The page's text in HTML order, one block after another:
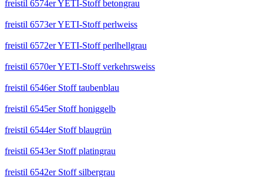
freistil 6574er YETI-Stoff betongrau
freistil 6573er YETI-Stoff perlweiss
freistil 6572er YETI-Stoff perlhellgrau
freistil 6570er YETI-Stoff verkehrsweiss
freistil 6546er Stoff taubenblau
freistil 6545er Stoff honiggelb
freistil 6544er Stoff blaugrün
freistil 6543er Stoff platingrau
freistil 6542er Stoff silbergrau